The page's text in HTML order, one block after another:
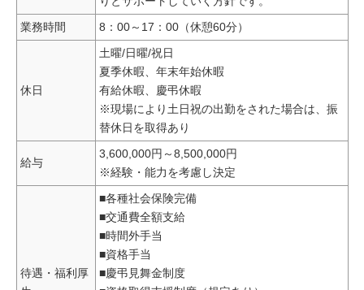
業務時間
8：00～17：00（休憩60分）
休日
土曜/日曜/祝日
夏季休暇、年末年始休暇
有給休暇、慶弔休暇
※現場により土日祝の出勤をされた場合は、振
替休日を取得あり
給与
3,600,000円～8,500,000円
※経験・能力を考慮し決定
待遇・福利厚
■各種社会保険完備
■交通費全額支給
■時間外手当
■資格手当
■慶弔見舞金制度